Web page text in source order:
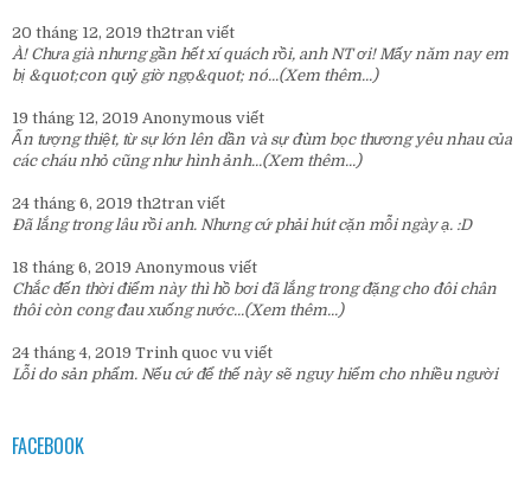
20 tháng 12, 2019 th2tran viết
À! Chưa già nhưng gần hết xí quách rồi, anh NT ơi! Mấy năm nay em
bị &quot;con quỷ giờ ngọ&quot; nó...(Xem thêm...)
19 tháng 12, 2019 Anonymous viết
Ấn tượng thiệt, từ sự lớn lên dần và sự đùm bọc thương yêu nhau của
các cháu nhỏ cũng như hình ảnh...(Xem thêm...)
24 tháng 6, 2019 th2tran viết
Đã lắng trong lâu rồi anh. Nhưng cứ phải hút cặn mỗi ngày ạ. :D
18 tháng 6, 2019 Anonymous viết
Chắc đến thời điểm này thì hồ bơi đã lắng trong đặng cho đôi chân
thôi còn cong đau xuống nước...(Xem thêm...)
24 tháng 4, 2019 Trinh quoc vu viết
Lỗi do sản phẩm. Nếu cứ để thế này sẽ nguy hiểm cho nhiều người
FACEBOOK